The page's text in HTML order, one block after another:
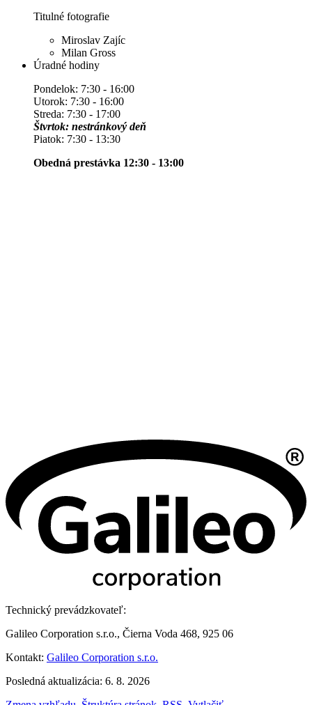
Titulné fotografie
Miroslav Zajíc
Milan Gross
Úradné hodiny
Pondelok: 7:30 - 16:00
Utorok: 7:30 - 16:00
Streda: 7:30 - 17:00
Štvrtok: nestránkový deň
Piatok: 7:30 - 13:30
Obedná prestávka 12:30 - 13:00
Technický prevádzkovateľ:
Galileo Corporation s.r.o., Čierna Voda 468, 925 06
Kontakt: Galileo Corporation s.r.o.
Posledná aktualizácia: 6. 8. 2026